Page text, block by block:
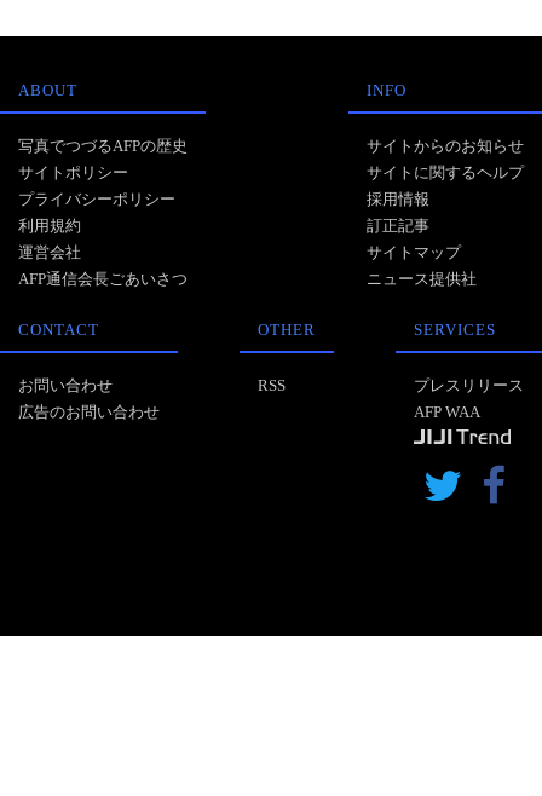
ABOUT
写真でつづるAFPの歴史
サイトポリシー
プライバシーポリシー
利用規約
運営会社
AFP通信会長ごあいさつ
INFO
サイトからのお知らせ
サイトに関するヘルプ
採用情報
訂正記事
サイトマップ
ニュース提供社
CONTACT
お問い合わせ
広告のお問い合わせ
OTHER
RSS
SERVICES
プレスリリース
AFP WAA